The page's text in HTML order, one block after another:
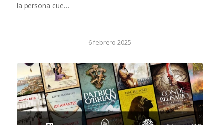
la persona que…
6 febrero 2025